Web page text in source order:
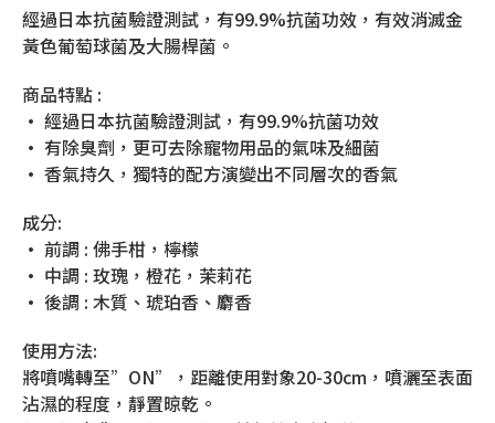
經過日本抗菌驗證測試，有99.9%抗菌功效，有效消滅金
黃色葡萄球菌及大腸桿菌。
商品特點 :
• 經過日本抗菌驗證測試，有99.9%抗菌功效
• 有除臭劑，更可去除寵物用品的氣味及細菌
• 香氣持久，獨特的配方演變出不同層次的香氣
成分:
• 前調 : 佛手柑，檸檬
• 中調 : 玫瑰，橙花，茉莉花
• 後調 : 木質、琥珀香、麝香
使用方法:
將噴嘴轉至”ON”，距離使用對象20-30cm，噴灑至表面
沾濕的程度，靜置晾乾。